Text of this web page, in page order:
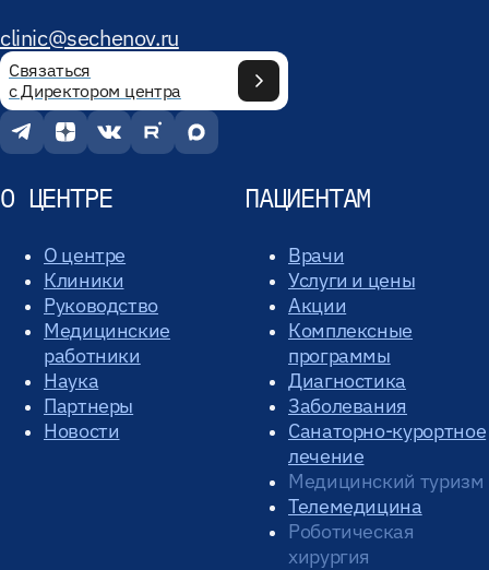
clinic@sechenov.ru
Связаться
с Директором центра
О ЦЕНТРЕ
О центре
Клиники
Руководство
Медицинские
работники
Наука
Партнеры
Новости
ПАЦИЕНТАМ
Врачи
Услуги и цены
Акции
Комплексные
программы
Диагностика
Заболевания
Санаторно-курортное
лечение
Медицинский туризм
Телемедицина
Роботическая
хирургия